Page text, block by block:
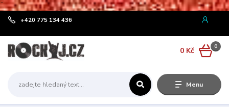
¨
Menu
+420 775 134 436
0
0 Kč